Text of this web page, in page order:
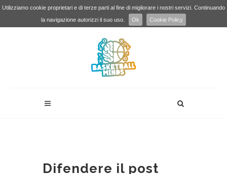
Utilizziamo cookie proprietari e di terze parti al fine di migliorare i nostri servizi. Continuando
la navigazione autorizzi il suo uso.
Ok Cookie Policy
Difendere il post